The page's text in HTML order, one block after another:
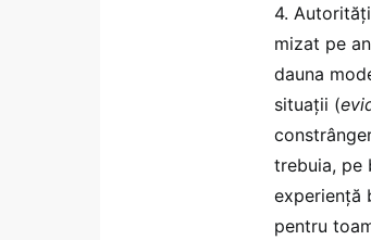
4.
mizat pe
dauna
situații (
trebuia, pe
experiență
pentru